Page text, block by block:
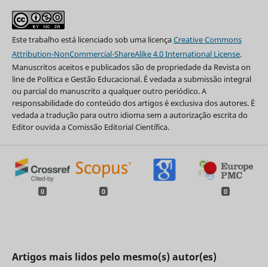
Este trabalho está licenciado sob uma licençaCreative Commons
Attribution-NonCommercial-ShareAlike 4.0 International License.
Manuscritos aceitos e publicados são de propriedade da Revista on
line de Política e Gestão Educacional. É vedada a submissão integral
ou parcial do manuscrito a qualquer outro periódico. A
responsabilidade do conteúdo dos artigos é exclusiva dos autores. É
vedada a tradução para outro idioma sem a autorização escrita do
Editor ouvida a Comissão Editorial Científica.
0 0 0
Artigos mais lidos pelo mesmo(s) autor(es)